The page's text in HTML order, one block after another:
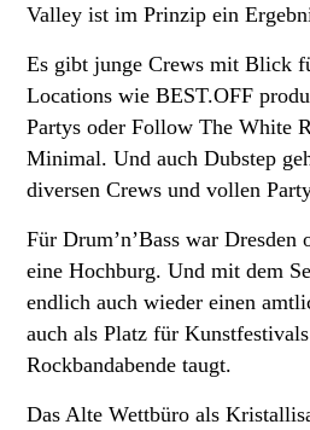
Valley ist im Prinzip ein
Es gibt junge Crews mit Blick
Locations wie BEST.OFF
Partys oder Follow The White
Minimal. Und auch Dubstep
diversen Crews und vollen
Für Drum’n’Bass war Dresden
eine Hochburg. Und mit dem
endlich auch wieder einen
auch als Platz für
Rockbandabende taugt.
Das Alte Wettbüro als